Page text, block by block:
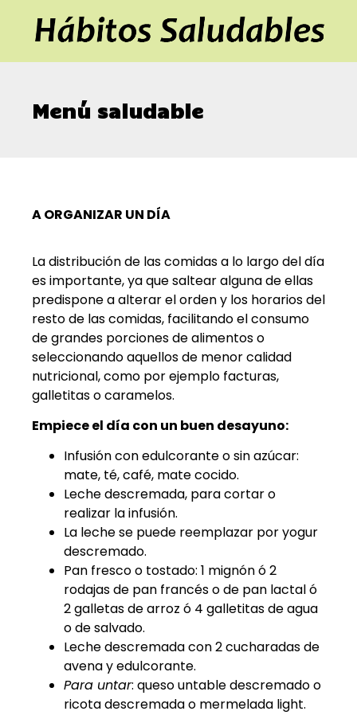
Menú saludable
A ORGANIZAR UN DÍA
La distribución de las comidas a lo largo del día
es importante, ya que saltear alguna de ellas
predispone a alterar el orden y los horarios del
resto de las comidas, facilitando el consumo
de grandes porciones de alimentos o
seleccionando aquellos de menor calidad
nutricional, como por ejemplo facturas,
galletitas o caramelos.
Empiece el día con un buen desayuno:
Infusión con edulcorante o sin azúcar:
mate, té, café, mate cocido.
Leche descremada, para cortar o
realizar la infusión.
La leche se puede reemplazar por yogur
descremado.
Pan fresco o tostado: 1 mignón ó 2
rodajas de pan francés o de pan lactal ó
2 galletas de arroz ó 4 galletitas de agua
o de salvado.
Leche descremada con 2 cucharadas de
avena y edulcorante.
Para untar: queso untable descremado o
ricota descremada o mermelada light.